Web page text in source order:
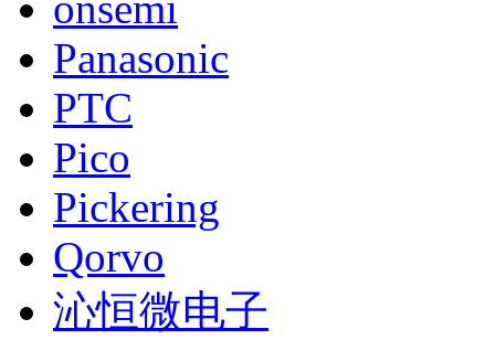
Panasonic
PTC
Pico
Pickering
Qorvo
沁恒微电子